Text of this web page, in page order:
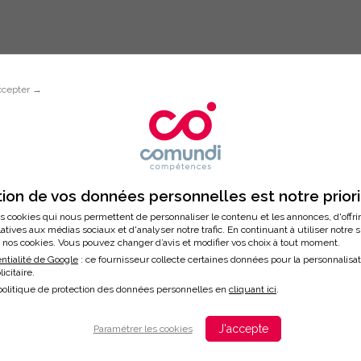
→
de vos données personnelles est notre
cookies qui nous permettent de personnaliser le contenu et les annonces,
aux médias sociaux et d'analyser notre trafic. En continuant à utiliser notre
cookies. Vous pouvez changer d’avis et modifier vos choix à tout moment.
de Google : ce fournisseur collecte certaines données pour la
de protection des données personnelles en cliquant ici.
Paramétrer les cookies J'accepte
Inscription à la formation
POUR MIEUX SE